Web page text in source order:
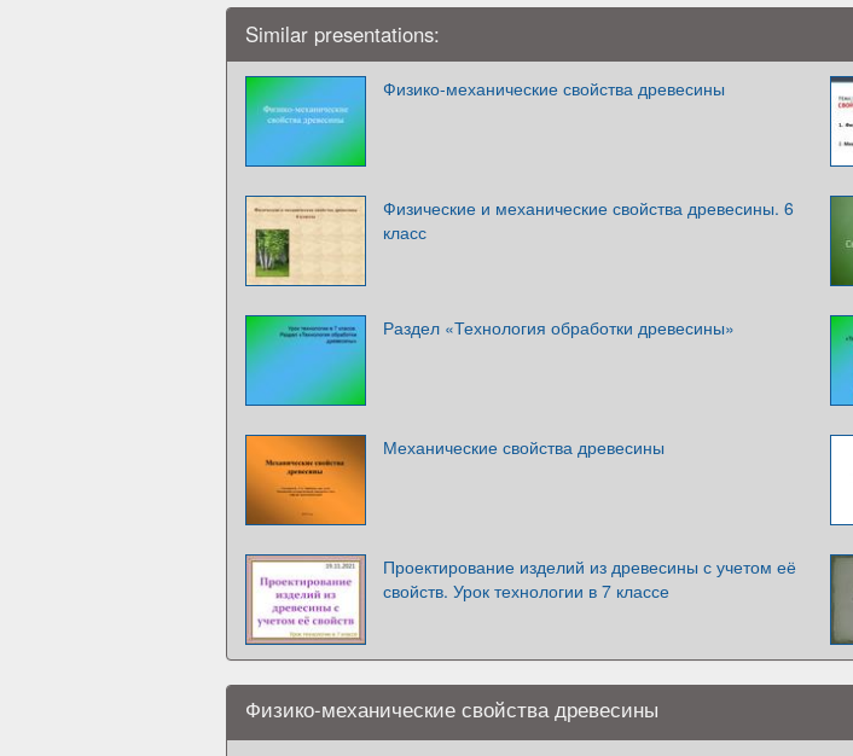
Similar presentations:
Физико-механические свойства древесины
Физические и механические свойства древесины. 6
класс
Раздел «Технология обработки древесины»
Механические свойства древесины
Проектирование изделий из древесины с учетом её
свойств. Урок технологии в 7 классе
Физико-механические свойства древесины